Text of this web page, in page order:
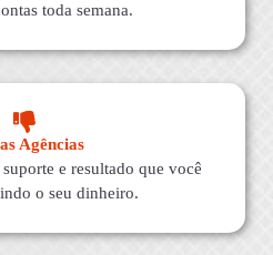
toda semana.
Agências
e resultado que você
o seu dinheiro.